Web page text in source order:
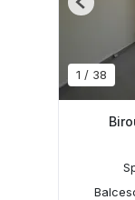
1 / 38
Previous